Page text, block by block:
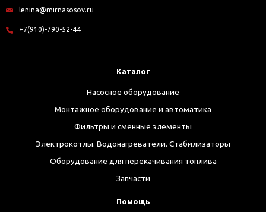
lenina@mirnasosov.ru
+7(910)-790-52-44
Каталог
Насосное оборудование
Монтажное оборудование и автоматика
Фильтры и сменные элементы
Электрокотлы. Водонагреватели. Стабилизаторы
Оборудование для перекачивания топлива
Запчасти
Помощь